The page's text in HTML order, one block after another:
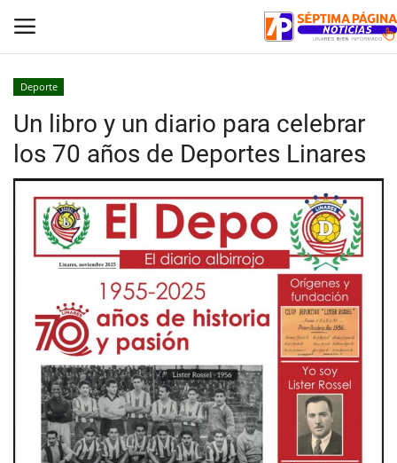
Inicio
Crónica
Policial
Tribunales
Deporte
Política
Espectáculos
Deporte
Un libro y un diario para celebrar
los 70 años de Deportes Linares